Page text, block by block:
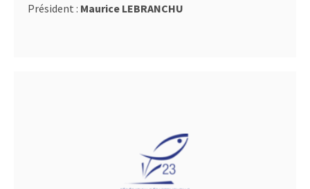
Président : Maurice LEBRANCHU